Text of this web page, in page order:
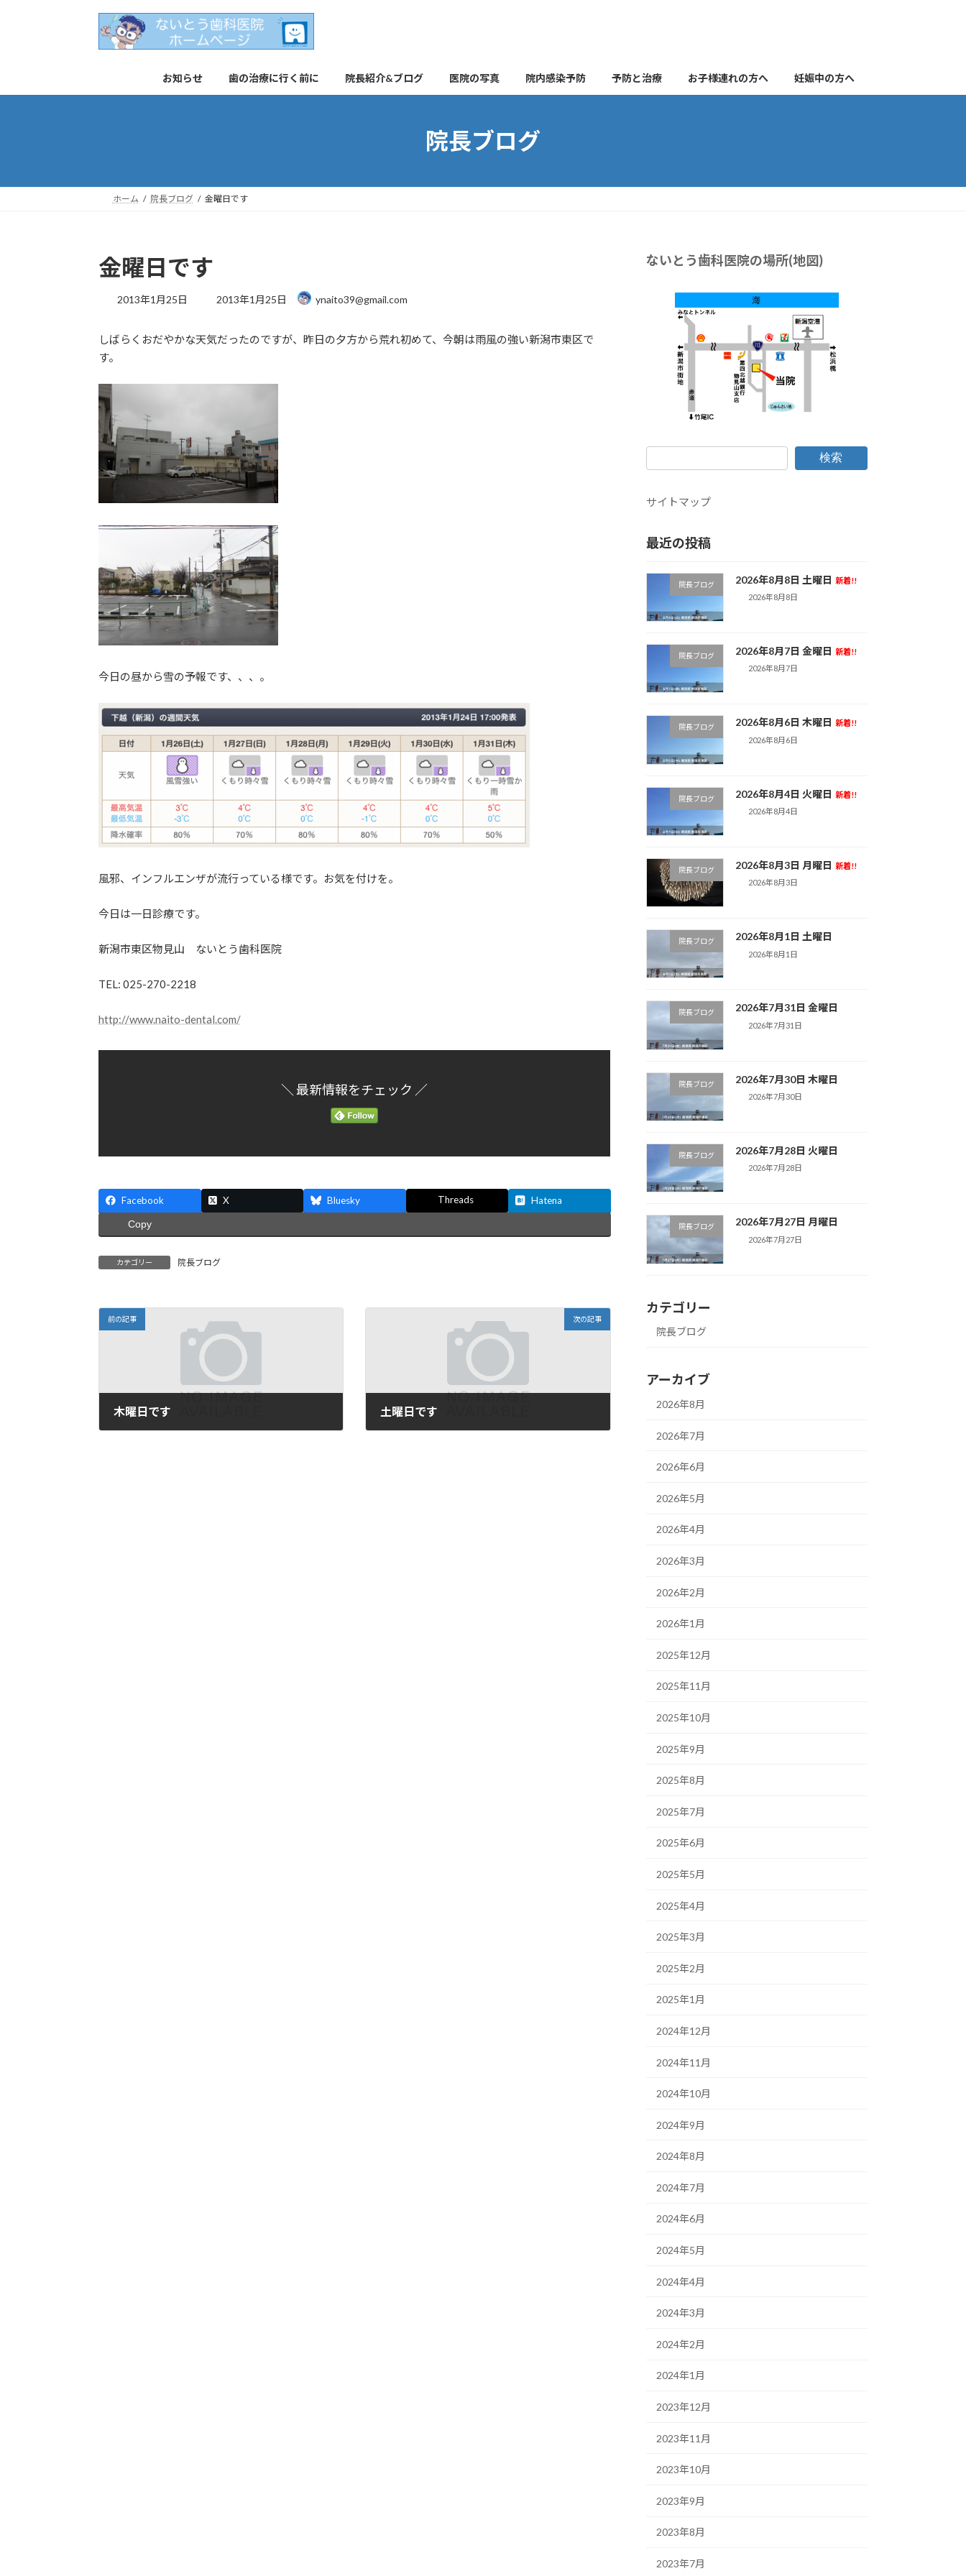
へ
ョ
お知らせ 歯の治療に行く前に 院長紹介&ブログ 医院の写真 院内感染予防 予防と治療 お子様連れの方へ 妊娠中の方へ
院長ブログ
ホーム 院長ブログ 金曜日です
金曜日です
2013年1月25日
最
新
2013年1月25日 ynaito39@gmail.com
しばらくおだやかな天気だったのですが、昨日の夕方から荒れ初めて、今朝は雨風の強い新潟市東区で
す。
今日の昼から雪の予報です、、、。
風邪、インフルエンザが流行っている様です。お気を付けを。
今日は一日診療です。
新潟市東区物見山 ないとう歯科医院
TEL: 025-270-2218
http://www.naito-dental.com/
＼ 最新情報をチェック ／
Facebook X Bluesky Threads Hatena
Copy
カテゴリー 院長ブログ
前の記事
木曜日です
次の記事
土曜日です
ないとう歯科医院の場所(地図)
検索
サイトマップ
最近の投稿
院長ブログ 2026年8月8日 土曜日 新着!!
2026年8月8日
院長ブログ 2026年8月7日 金曜日 新着!!
2026年8月7日
院長ブログ 2026年8月6日 木曜日 新着!!
2026年8月6日
院長ブログ 2026年8月4日 火曜日 新着!!
2026年8月4日
院長ブログ 2026年8月3日 月曜日 新着!!
2026年8月3日
院長ブログ 2026年8月1日 土曜日
2026年8月1日
院長ブログ 2026年7月31日 金曜日
2026年7月31日
院長ブログ 2026年7月30日 木曜日
2026年7月30日
院長ブログ 2026年7月28日 火曜日
2026年7月28日
院長ブログ 2026年7月27日 月曜日
2026年7月27日
カテゴリー
院長ブログ
アーカイブ
2026年8月
2026年7月
2026年6月
2026年5月
2026年4月
2026年3月
2026年2月
2026年1月
2025年12月
2025年11月
2025年10月
2025年9月
2025年8月
2025年7月
2025年6月
2025年5月
2025年4月
2025年3月
2025年2月
2025年1月
2024年12月
2024年11月
2024年10月
2024年9月
2024年8月
2024年7月
2024年6月
2024年5月
2024年4月
2024年3月
2024年2月
2024年1月
2023年12月
2023年11月
2023年10月
2023年9月
2023年8月
2023年7月